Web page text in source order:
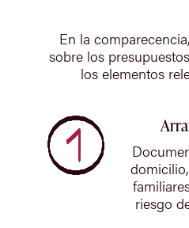
En la
sobre los
los elementos
riesgo